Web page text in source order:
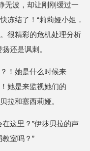
无波，却让刚刚缓过一
冻结了！“莉莉娅小姐，
很精彩的危机处理分析
还是讽刺。
！她是什么时候来
她是来监视她们的
拉和塞西莉娅。
这里？”伊莎贝拉的声
室吗？”